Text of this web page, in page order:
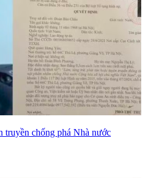
truyền chống phá Nhà nước